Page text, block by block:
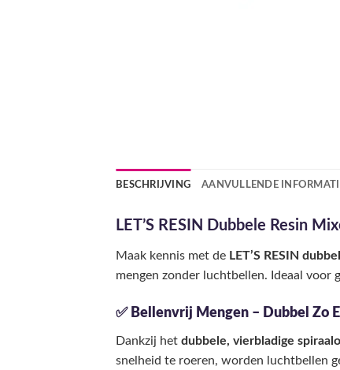
BESCHRIJVING AANVULLENDE
LET’S RESIN Dubbele Resin
Maak kennis met de LET’S RESIN
mengen zonder luchtbellen. Ideaal voor
✅ Bellenvrij Mengen – Dubbel Zo
Dankzij het dubbele, vierbladige
snelheid te roeren, worden luchtbellen